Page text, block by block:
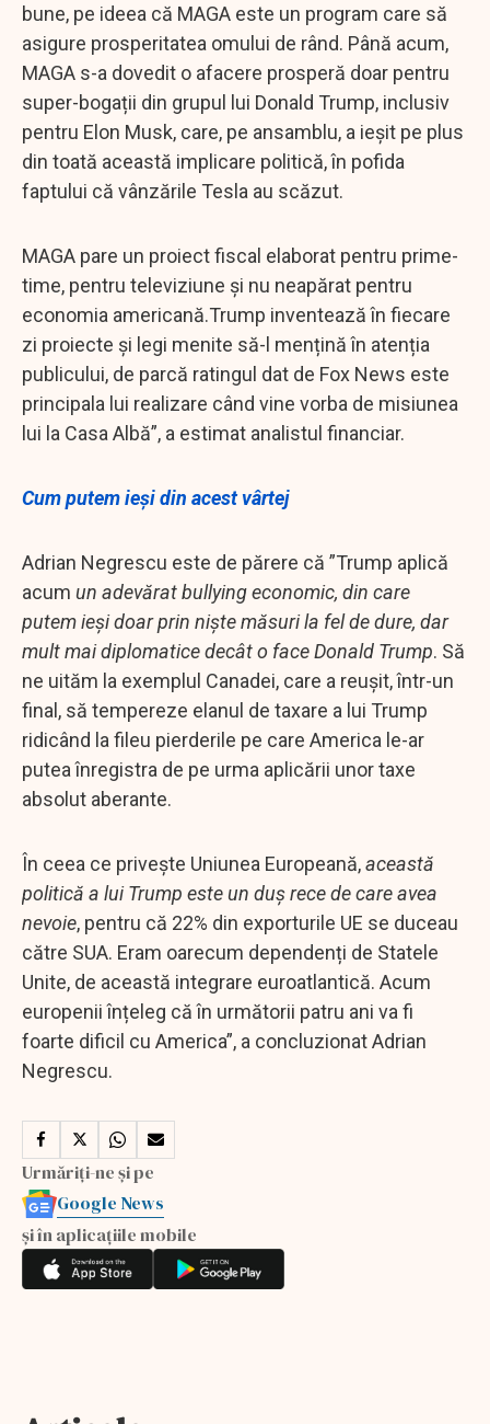
bune, pe ideea că MAGA este un program care să
asigure prosperitatea omului de rând. Până acum,
MAGA s-a dovedit o afacere prosperă doar pentru
super-bogații din grupul lui Donald Trump, inclusiv
pentru Elon Musk, care, pe ansamblu, a ieșit pe plus
din toată această implicare politică, în pofida
faptului că vânzările Tesla au scăzut.
MAGA pare un proiect fiscal elaborat pentru prime-
time, pentru televiziune și nu neapărat pentru
economia americană.Trump inventează în fiecare
zi proiecte și legi menite să-l mențină în atenția
publicului, de parcă ratingul dat de Fox News este
principala lui realizare când vine vorba de misiunea
lui la Casa Albă”, a estimat analistul financiar.
Cum putem ieși din acest vârtej
Adrian Negrescu este de părere că ”Trump aplică
acum un adevărat bullying economic, din care
putem ieși doar prin niște măsuri la fel de dure, dar
mult mai diplomatice decât o face Donald Trump. Să
ne uităm la exemplul Canadei, care a reușit, într-un
final, să tempereze elanul de taxare a lui Trump
ridicând la fileu pierderile pe care America le-ar
putea înregistra de pe urma aplicării unor taxe
absolut aberante.
În ceea ce privește Uniunea Europeană,această
politică a lui Trump este un duș rece de care avea
nevoie, pentru că 22% din exporturile UE se duceau
către SUA. Eram oarecum dependenți de Statele
Unite, de această integrare euroatlantică. Acum
europenii înțeleg că în următorii patru ani va fi
foarte dificil cu America”, a concluzionat Adrian
Negrescu.
Urmăriți-ne și pe
Google News
și în aplicațiile mobile